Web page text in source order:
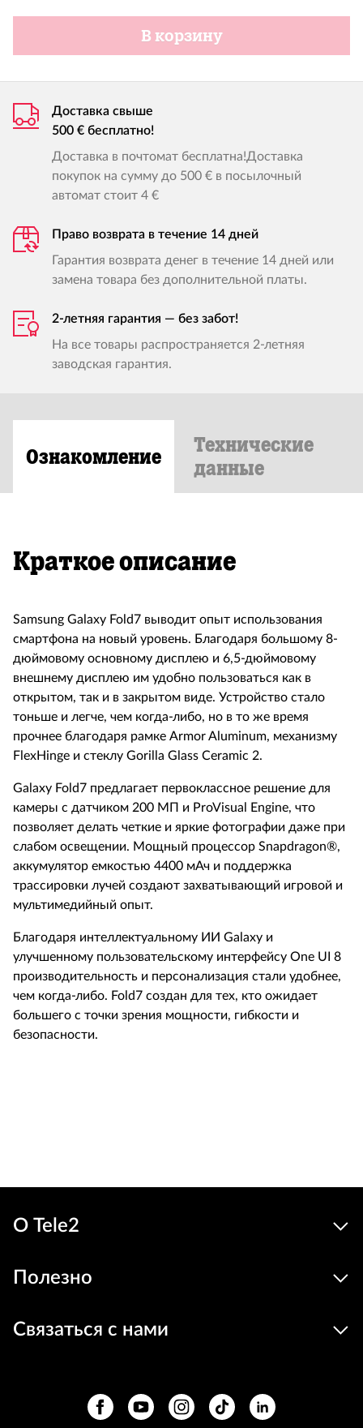
В корзину
Доставка свыше
500 € бесплатно!
Доставка в почтомат бесплатна!Доставка
покупок на сумму до 500 € в посылочный
автомат стоит 4 €
Право возврата в течение 14 дней
Гарантия возврата денег в течение 14 дней или
замена товара без дополнительной платы.
2-летняя гарантия — без забот!
На все товары распространяется 2-летняя
заводская гарантия.
Ознакомление
Технические
данные
Краткое описание
Samsung Galaxy Fold7 выводит опыт использования
смартфона на новый уровень. Благодаря большому 8-
дюймовому основному дисплею и 6,5-дюймовому
внешнему дисплею им удобно пользоваться как в
открытом, так и в закрытом виде. Устройство стало
тоньше и легче, чем когда-либо, но в то же время
прочнее благодаря рамке Armor Aluminum, механизму
FlexHinge и стеклу Gorilla Glass Ceramic 2.
Galaxy Fold7 предлагает первоклассное решение для
камеры с датчиком 200 МП и ProVisual Engine, что
позволяет делать четкие и яркие фотографии даже при
слабом освещении. Мощный процессор Snapdragon®,
аккумулятор емкостью 4400 мАч и поддержка
трассировки лучей создают захватывающий игровой и
мультимедийный опыт.
Благодаря интеллектуальному ИИ Galaxy и
улучшенному пользовательскому интерфейсу One UI 8
производительность и персонализация стали удобнее,
чем когда-либо. Fold7 создан для тех, кто ожидает
большего с точки зрения мощности, гибкости и
безопасности.
О Tele2
Полезно
Связаться с нами